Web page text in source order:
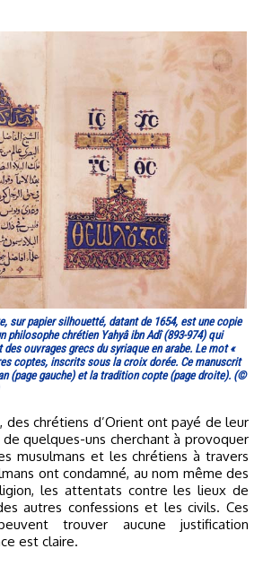
sur papier silhouetté, datant de 1654, est une copie
philosophe chrétien Yahyâ ibn Adî (893-974) qui
ouvrages grecs du syriaque en arabe. Le mot «
coptes, inscrits sous la croix dorée. Ce manuscrit
(page gauche) et la tradition copte (page droite). (©
quelques-uns cherchant à provoquer
musulmans et les chrétiens à travers
ont condamné, au nom même des
les attentats contre les lieux de
autres confessions et les civils. Ces
trouver aucune justification
est claire.